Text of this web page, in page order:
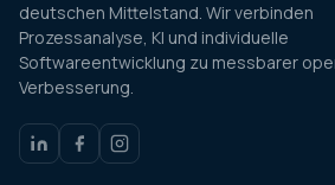
deutschen Mittelstand. Wir verbinden
Prozessanalyse, KI und individuelle
Softwareentwicklung zu messbarer
Verbesserung.